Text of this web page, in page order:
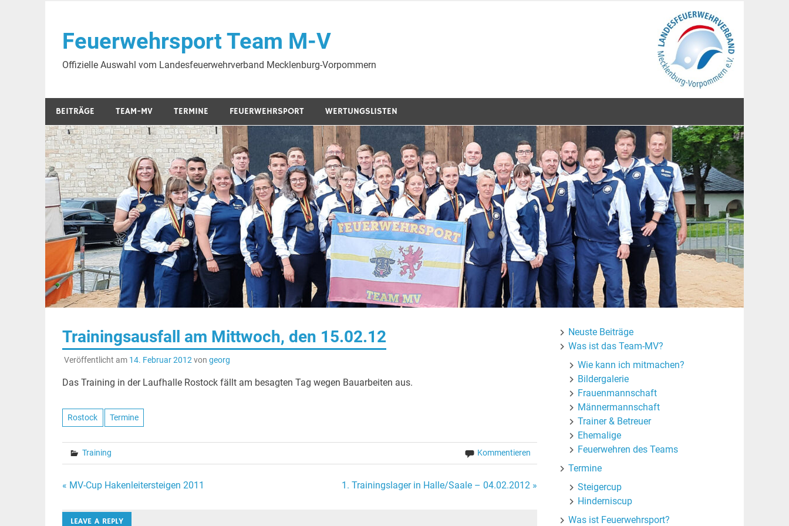
contentFeuerwehrsport Team M-V
Offizielle Auswahl vom Landesfeuerwehrverband Mecklenburg-Vorpommern
BEITRÄGE TEAM-MV TERMINE FEUERWEHRSPORT WERTUNGSLISTEN
Trainingsausfall am Mittwoch, den 15.02.12
Veröffentlicht am 14. Februar 2012 von georg
Das Training in der Laufhalle Rostock fällt am besagten Tag wegen Bauarbeiten aus.
Rostock Termine
Training Kommentieren
Beitragsnavigation
« MV-Cup Hakenleitersteigen 2011 1. Trainingslager in Halle/Saale – 04.02.2012 »
LEAVE A REPLY
Neuste Beiträge
Was ist das Team-MV?
Wie kann ich mitmachen?
Bildergalerie
Frauenmannschaft
Männermannschaft
Trainer & Betreuer
Ehemalige
Feuerwehren des Teams
Termine
Steigercup
Hinderniscup
Was ist Feuerwehrsport?